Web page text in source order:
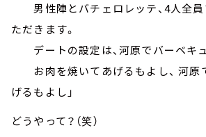
男性陣とバチェロレッテ、4人全員
ただきます。
デートの設定は、河原でバーベキュ
お肉を焼いてあげるもよし、 河原
げるもよし」
どうやって？（笑）